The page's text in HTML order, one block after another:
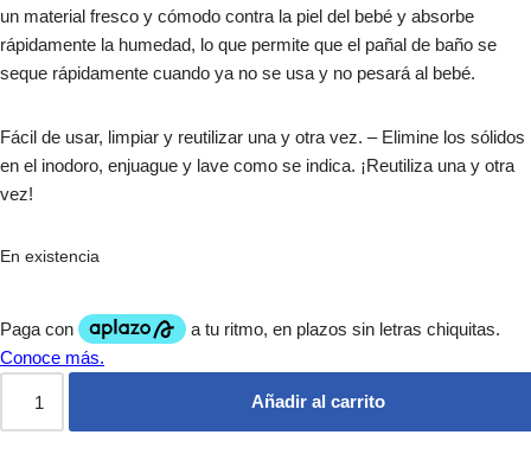
un material fresco y cómodo contra la piel del bebé y absorbe
rápidamente la humedad, lo que permite que el pañal de baño se
seque rápidamente cuando ya no se usa y no pesará al bebé.
Fácil de usar, limpiar y reutilizar una y otra vez. – Elimine los sólidos
en el inodoro, enjuague y lave como se indica. ¡Reutiliza una y otra
vez!
En existencia
Añadir al carrito